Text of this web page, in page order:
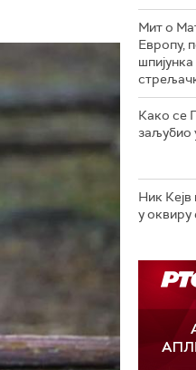
Мит о
Европу,
Како се
заљубио
Ник Кејв
у оквиру